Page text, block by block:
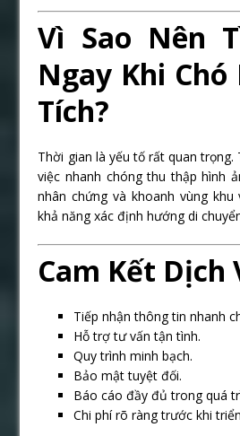
Vì Sao Nên
Ngay Khi
Tích?
Thời gian là yếu tố rất quan
việc nhanh chóng thu thập hình
nhân chứng và khoanh vùng
khả năng xác định hướng di
Cam Kết Dịch
Tiếp nhận thông tin nhanh
Hỗ trợ tư vấn tận tình.
Quy trình minh bạch.
Bảo mật tuyệt đối.
Báo cáo đầy đủ trong quá
Chi phí rõ ràng trước khi